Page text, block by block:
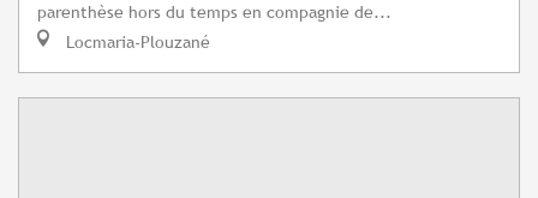
parenthèse hors du temps en compagnie de...
Locmaria-Plouzané